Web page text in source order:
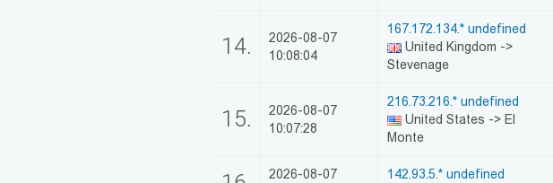
14.
2026-08-07
10:08:04
167.172.134.* undefined
United Kingdom ->
Stevenage
15.
2026-08-07
10:07:28
216.73.216.* undefined
United States -> El
Monte
2026-08-07
142.93.5.* undefined